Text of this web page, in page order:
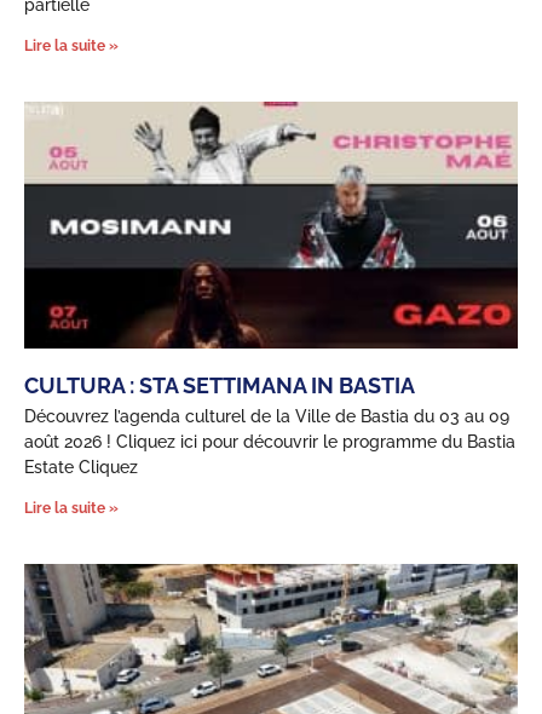
partielle
Lire la suite »
CULTURA : STA SETTIMANA IN BASTIA
Découvrez l’agenda culturel de la Ville de Bastia du 03 au 09
août 2026 ! Cliquez ici pour découvrir le programme du Bastia
Estate Cliquez
Lire la suite »